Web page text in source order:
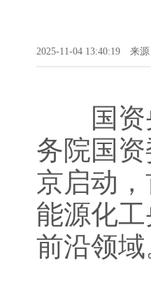
2025-11-04 13:40:19 来
国资央
务院国
京启动
能源化
前沿领域